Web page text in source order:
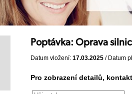
Poptávka: Oprava
Datum vložení: 17.03.2025 / Datum
Pro zobrazení detailů,